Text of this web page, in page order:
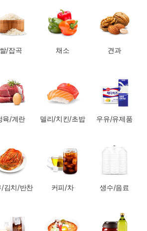
쌀/잡곡 채소 견과
육/계란 델리/치킨/초밥 우유/유제품
/김치/반찬 커피/차 생수/음료